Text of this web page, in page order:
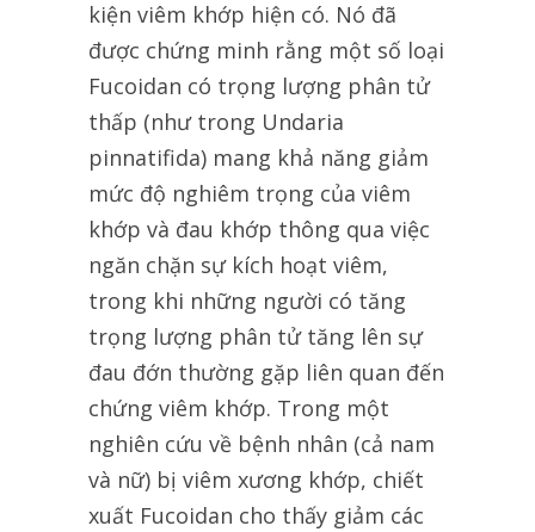
kiện viêm khớp hiện có. Nó đã
được chứng minh rằng một số loại
Fucoidan có trọng lượng phân tử
thấp (như trong Undaria
pinnatifida) mang khả năng giảm
mức độ nghiêm trọng của viêm
khớp và đau khớp thông qua việc
ngăn chặn sự kích hoạt viêm,
trong khi những người có tăng
trọng lượng phân tử tăng lên sự
đau đớn thường gặp liên quan đến
chứng viêm khớp. Trong một
nghiên cứu về bệnh nhân (cả nam
và nữ) bị viêm xương khớp, chiết
xuất Fucoidan cho thấy giảm các